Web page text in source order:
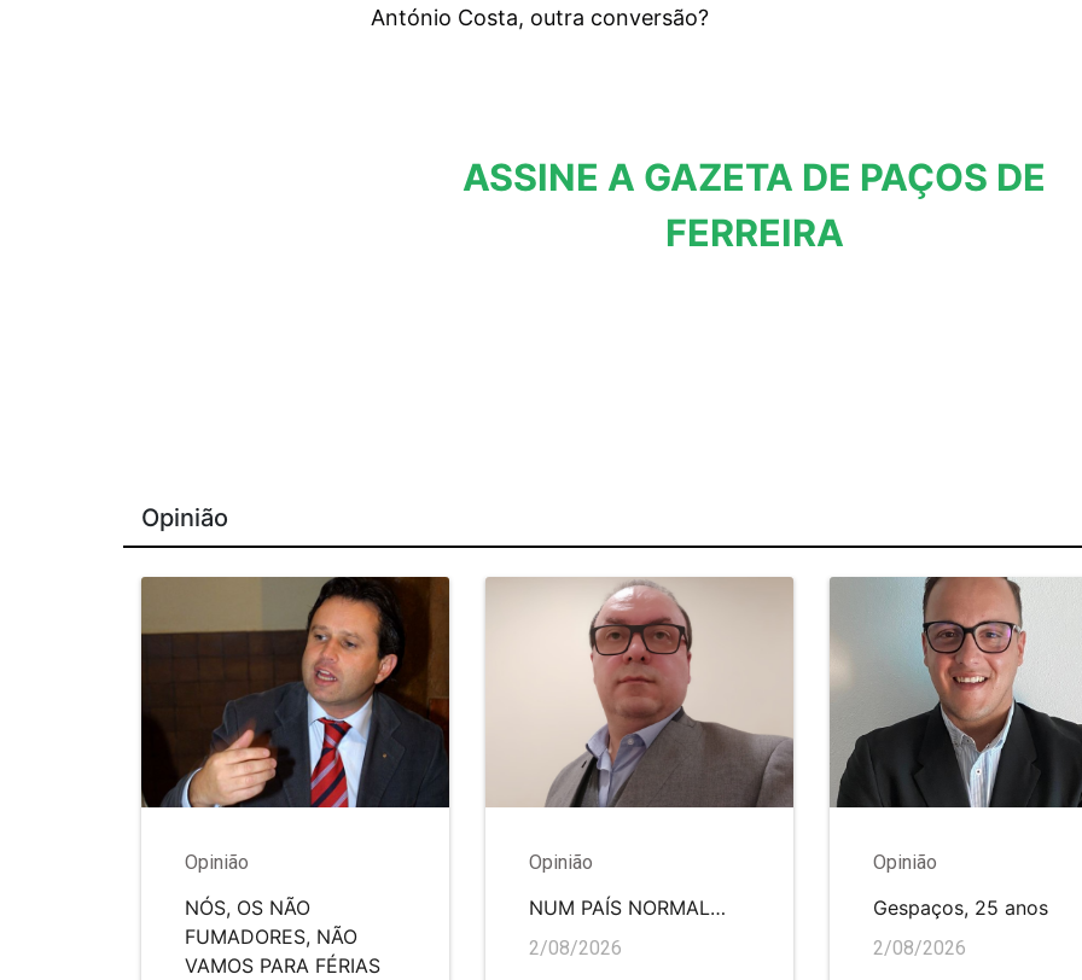
António Costa, outra conversão?
ASSINE A GAZETA DE PAÇOS DE
FERREIRA
Opinião
Opinião
NÓS, OS NÃO
FUMADORES, NÃO
VAMOS PARA FÉRIAS
Opinião
NUM PAÍS NORMAL…
2/08/2026
Opinião
Gespaços, 25 anos
2/08/2026